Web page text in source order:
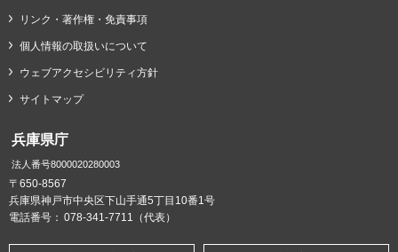
リンク・著作権・免責事項
個人情報の取扱いについて
ウェブアクセシビリティ方針
サイトマップ
兵庫県庁
法人番号8000020280003
〒650-8567
兵庫県神戸市中央区下山手通5丁目10番1号
電話番号： 078-341-7711（代表）